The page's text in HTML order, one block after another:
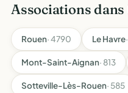
Associations
Rouen· 4790 Le Havre
Mont-Saint-Aignan· 813
Sotteville-Lès-Rouen· 585